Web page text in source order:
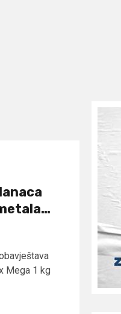
Mega 1 kg